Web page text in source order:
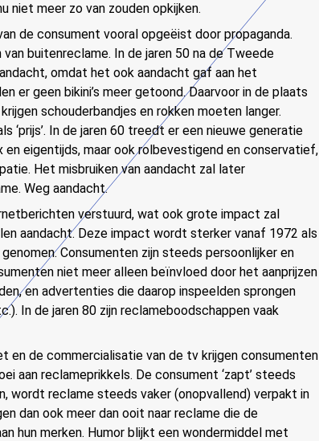
niet meer zo van zouden opkijken.
de consument vooral opgeëist door propaganda.
buitenreclame. In de jaren 50 na de Tweede
omdat het ook aandacht gaf aan het
er geen bikini’s meer getoond. Daarvoor in de plaats
schouderbandjes en rokken moeten langer.
‘prijs’. In de jaren 60 treedt er een nieuwe generatie
en eigentijds, maar ook rolbevestigend en conservatief,
Het misbruiken van aandacht zal later
Weg aandacht.
verstuurd, wat ook grote impact zal
aandacht. Deze impact wordt sterker vanaf 1972 als
Consumenten zijn steeds persoonlijker en
niet meer alleen beïnvloed door het aanprijzen
en advertenties die daarop inspeelden sprongen
In de jaren 80 zijn reclameboodschappen vaak
en de commercialisatie van de tv krijgen consumenten
aan reclameprikkels. De consument ‘zapt’ steeds
wordt reclame steeds vaker (onopvallend) verpakt in
dan ook meer dan ooit naar reclame die de
hun merken. Humor blijkt een wondermiddel met